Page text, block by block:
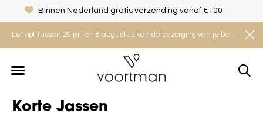
Let op! Tussen 29 juli en 8 augustus kan de bezorging van je bestelling iets langer duren. Houd rekening met een levertijd van 2 tot 4 werkdagen.
Veilig shoppen met het Thuiswinkel Waarborg
Korte Jassen